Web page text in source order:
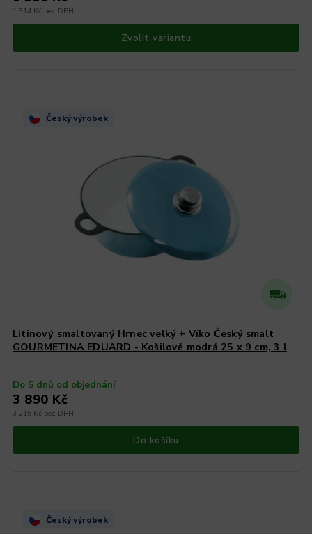
1 314 Kč bez DPH
Zvolit variantu
Český výrobek
Litinový smaltovaný Hrnec velký + Víko Český smalt
GOURMETINA EDUARD - Košilově modrá 25 x 9 cm, 3 l
Do 5 dnů od objednání
3 215 Kč bez DPH
3 890 Kč
Do košíku
Český výrobek